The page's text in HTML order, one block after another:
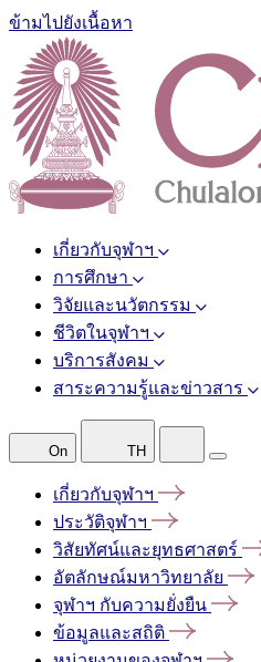
ข้ามไปยังเนื้อหา
เกี่ยวกับจุฬาฯ
การศึกษา
วิจัยและนวัตกรรม
ชีวิตในจุฬาฯ
บริการสังคม
สาระความรู้และข่าวสาร
On TH
เกี่ยวกับจุฬาฯ
ประวัติจุฬาฯ
วิสัยทัศน์และยุทธศาสตร์
อัตลักษณ์มหาวิทยาลัย
จุฬาฯ กับความยั่งยืน
ข้อมูลและสถิติ